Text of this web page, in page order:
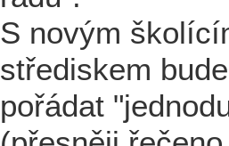
S novým
střediskem
pořádat